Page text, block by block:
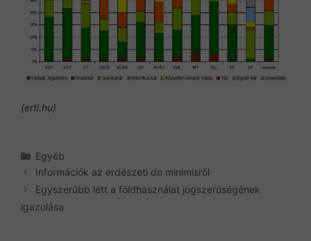
(erti.hu)
Kategória
Egyéb
Információk az erdészeti de minimisről
Egyszerűbb lett a földhasználat jogszerűségének
igazolása